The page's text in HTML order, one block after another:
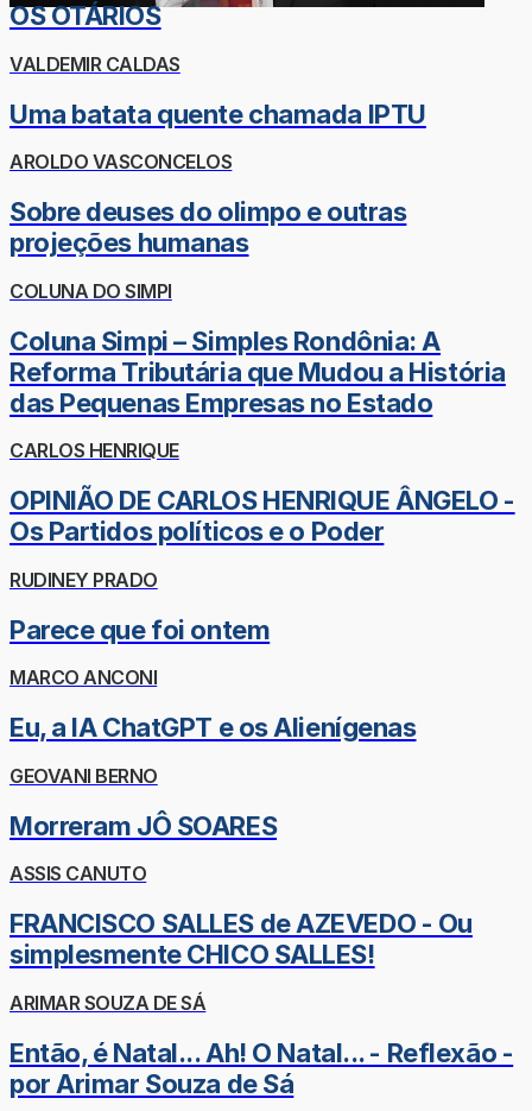
OS OTÁRIOS
VALDEMIR CALDAS
Uma batata quente chamada IPTU
AROLDO VASCONCELOS
Sobre deuses do olimpo e outras
projeções humanas
COLUNA DO SIMPI
Coluna Simpi – Simples Rondônia: A
Reforma Tributária que Mudou a História
das Pequenas Empresas no Estado
CARLOS HENRIQUE
OPINIÃO DE CARLOS HENRIQUE ÂNGELO -
Os Partidos políticos e o Poder
RUDINEY PRADO
Parece que foi ontem
MARCO ANCONI
Eu, a IA ChatGPT e os Alienígenas
GEOVANI BERNO
Morreram JÔ SOARES
ASSIS CANUTO
FRANCISCO SALLES de AZEVEDO - Ou
simplesmente CHICO SALLES!
ARIMAR SOUZA DE SÁ
Então, é Natal... Ah! O Natal... - Reflexão -
por Arimar Souza de Sá